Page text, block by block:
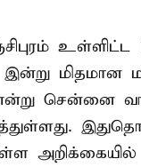
உள்ளிட்ட
இன்று மிதமான
என்று சென்னை
அறிக்கையில்